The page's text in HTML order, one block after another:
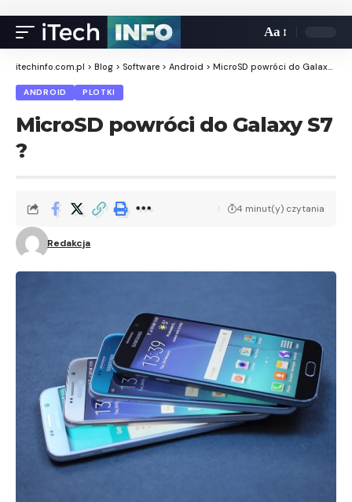
Aa
itechinfo.com.pl > Blog > Software > Android > MicroSD powróci do Galaxy S7 ?
ANDROID PLOTKI
MicroSD powróci do Galaxy S7
?
Redakcja
4 minut(y) czytania